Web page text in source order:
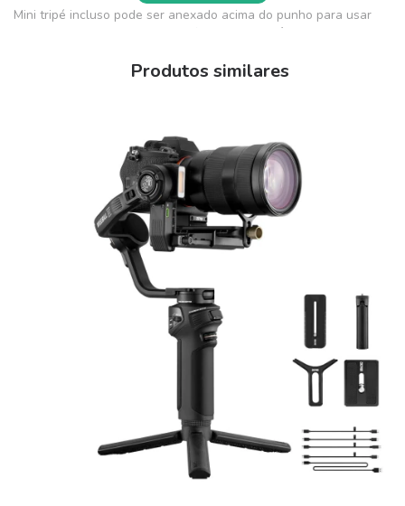
Mini tripé incluso pode ser anexado acima do punho para usar
como uma alça suspensa para fotos de baixo ângulo;
Também pode ser fixado na parte inferior;
O aplicativo móvel iOS/Android oferece recursos como
verificação do balanceamento, alternância de modo e
acionamento remoto da câmera para captura de fotos e vídeos.
Para operação remota, o mini tripé permite que você coloque o
gimbal em uma superfície plana enquanto você fica à distância e
opera a câmera do seu smartphone ou tablet.
Tela touchscreen: 2,88 polegadas
Modos: Vortex, GO, POV, Retrato, PF, L, F.
Produtos similares